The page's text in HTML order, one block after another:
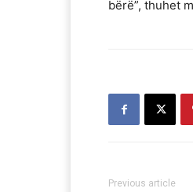
bërë”, thuhet
Previous article